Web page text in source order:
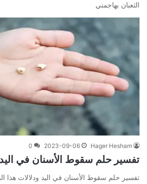
الثعبان بهاجمني
Hager Hesham
2023-09-06
0
تفسير حلم سقوط الأسنان في اليد
تفسير حلم سقوط الأسنان في اليد ودلالات هذا